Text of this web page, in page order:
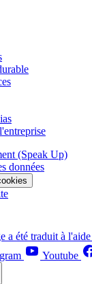
(Speak Up)
données
a été traduit à
Youtube